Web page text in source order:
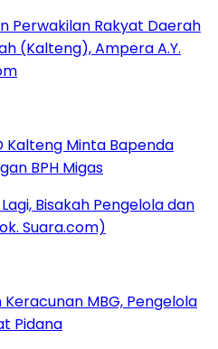
Kalteng Minta Bapenda
BPH Migas
MBG, Pengelola
Pidana